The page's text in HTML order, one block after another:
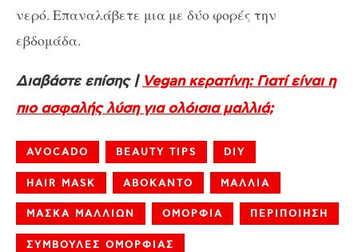
νερό. Επαναλάβετε μια με δύο φορές την
εβδομάδα.
Διαβάστε επίσης | Vegan κερατίνη: Γιατί είναι η
πιο ασφαλής λύση για ολόισια μαλλιά;
AVOCADO BEAUTY TIPS DIY
HAIR MASK ΑΒΟΚΑΝΤΟ ΜΑΛΛΙΑ
ΜΑΣΚΑ ΜΑΛΛΙΩΝ ΟΜΟΡΦΙΑ ΠΕΡΙΠΟΙΗΣΗ
ΣΥΜΒΟΥΛΕΣ ΟΜΟΡΦΙΑΣ